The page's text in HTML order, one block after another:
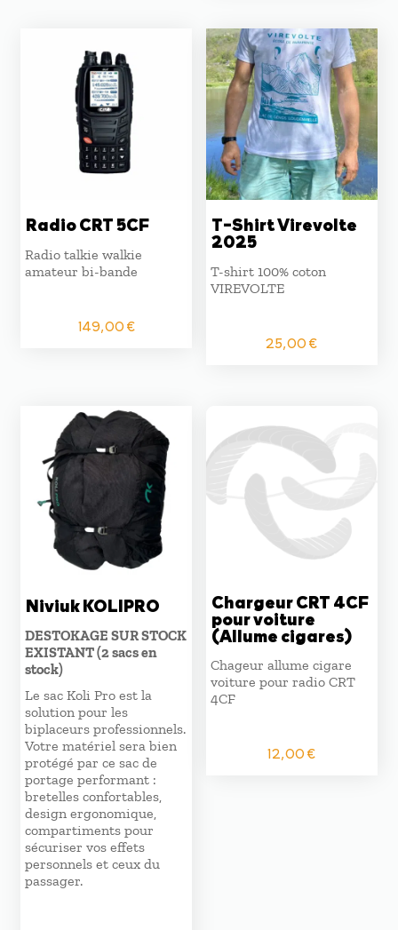
Radio CRT 5CF
Radio talkie walkie
amateur bi-bande
149,00€
T-Shirt Virevolte
2025
T-shirt 100% coton
VIREVOLTE
25,00€
Niviuk KOLIPRO
DESTOKAGE SUR STOCK
EXISTANT (2 sacs en
stock)
Le sac Koli Pro est la
solution pour les
biplaceurs professionnels.
Votre matériel sera bien
protégé par ce sac de
portage performant :
bretelles confortables,
design ergonomique,
compartiments pour
sécuriser vos effets
personnels et ceux du
passager.
Chargeur CRT 4CF
pour voiture
(Allume cigares)
Chageur allume cigare
voiture pour radio CRT
4CF
12,00€